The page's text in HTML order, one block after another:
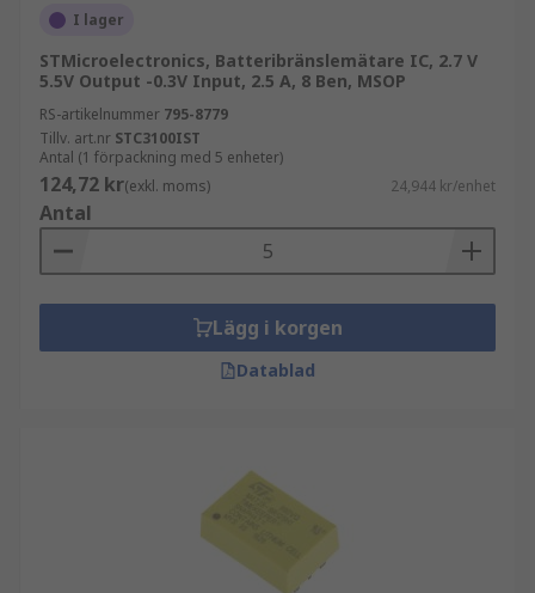
Batteriladdare är utformade för att hjälpa
till att ladda batteriet snabbt samtidigt som
det hålls svalt. Laddare fungerar med
uppladdningsbara batteripaket.
Batterimätarefinns tillgängliga för att ge
information om batteriets laddning.
Mätaren ger information om mängden
tillgänglig laddning och hälsostatus.
Batteriövervakare(eller
batteribackuphanterare) ger övervakning
och tillsyn av batteriets prestanda. De kan
reservkraft från batteriet i händelse av
Var används batterihanteringsIC:er?
I lager
STMicroelectronics, Batteribränslemätare IC, 2.7 V
5.5V Output -0.3V Input, 2.5 A, 8 Ben, MSOP
RS-artikelnummer 795-8779
Tillv. art.nr STC3100IST
Antal (1 förpackning med 5 enheter)
124,72 kr(exkl. moms) 24,944 kr/enhet
Antal
Lägg i korgen
Datablad